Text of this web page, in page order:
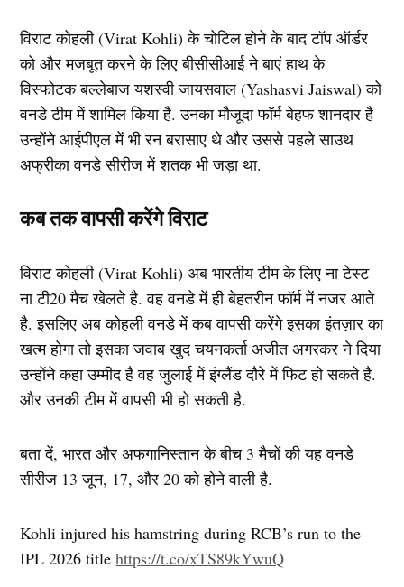
विराट कोहली (Virat Kohli) के चोटिल होने के बाद टॉप ऑर्डर
को और मजबूत करने के लिए बीसीसीआई ने बाएं हाथ के
विस्फोटक बल्लेबाज यशस्वी जायसवाल (Yashasvi Jaiswal) को
वनडे टीम में शामिल किया है. उनका मौजूदा फॉर्म बेहफ शानदार है
उन्होंने आईपीएल में भी रन बरासाए थे और उससे पहले साउथ
अफ्रीका वनडे सीरीज में शतक भी जड़ा था.
कब तक वापसी करेंगे विराट
विराट कोहली (Virat Kohli) अब भारतीय टीम के लिए ना टेस्ट
ना टी20 मैच खेलते है. वह वनडे में ही बेहतरीन फॉर्म में नजर आते
है. इसलिए अब कोहली वनडे में कब वापसी करेंगे इसका इंतज़ार का
खत्म होगा तो इसका जवाब खुद चयनकर्ता अजीत अगरकर ने दिया
उन्होंने कहा उम्मीद है वह जुलाई में इंग्लैंड दौरे में फिट हो सकते है.
और उनकी टीम में वापसी भी हो सकती है.
बता दें, भारत और अफगानिस्तान के बीच 3 मैचों की यह वनडे
सीरीज 13 जून, 17, और 20 को होने वाली है.
Kohli injured his hamstring during RCB’s run to the
IPL 2026 titlehttps://t.co/xTS89kYwuQ